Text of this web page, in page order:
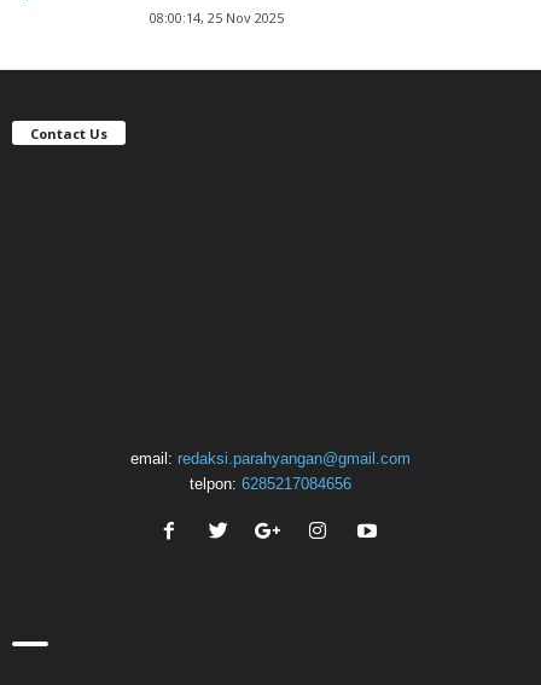
08:00:14, 25 Nov 2025
Contact Us
email: redaksi.parahyangan@gmail.com
telpon: 6285217084656